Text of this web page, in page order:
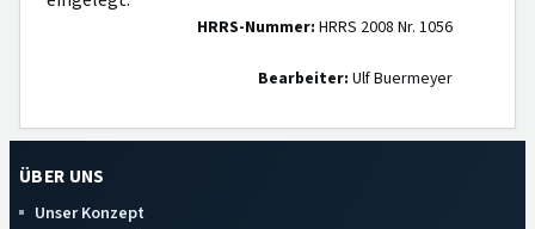
HRRS-Nummer: HRRS 2008 Nr. 1056
Bearbeiter: Ulf Buermeyer
ÜBER UNS
Unser Konzept